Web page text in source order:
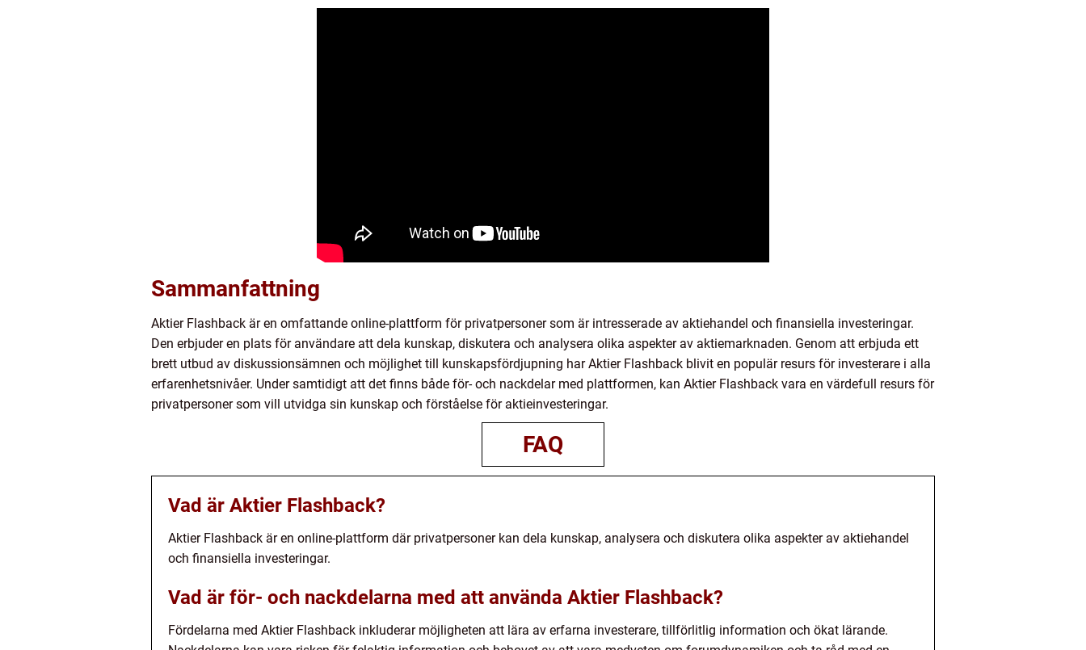
Sammanfattning
Aktier Flashback är en omfattande online-plattform för privatpersoner som är intresserade av aktiehandel och finansiella investeringar.
Den erbjuder en plats för användare att dela kunskap, diskutera och analysera olika aspekter av aktiemarknaden. Genom att erbjuda ett
brett utbud av diskussionsämnen och möjlighet till kunskapsfördjupning har Aktier Flashback blivit en populär resurs för investerare i alla
erfarenhetsnivåer. Under samtidigt att det finns både för- och nackdelar med plattformen, kan Aktier Flashback vara en värdefull resurs för
privatpersoner som vill utvidga sin kunskap och förståelse för aktieinvesteringar.
FAQ
Vad är Aktier Flashback?
Aktier Flashback är en online-plattform där privatpersoner kan dela kunskap, analysera och diskutera olika aspekter av aktiehandel
och finansiella investeringar.
Vad är för- och nackdelarna med att använda Aktier Flashback?
Fördelarna med Aktier Flashback inkluderar möjligheten att lära av erfarna investerare, tillförlitlig information och ökat lärande.